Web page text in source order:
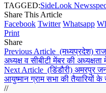
TAGGED:SideLook News
Share This Article
Facebook Twitter Whatsapp
Print
Share
Previous Article (मध्यप्रदेश)
अध्यक्ष व सीबीटी मेंबर की
Next Article (डिंडौरी) अमरपुर
आयुष्मान ग्राम सभा की तैयारियों
//